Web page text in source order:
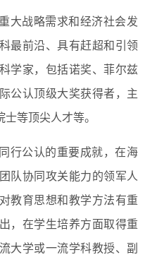
大战略需求和经济社会发
最前沿、具有赶超和引领
学家，包括诺奖、菲尔兹
公认顶级大奖获得者，主
等顶尖人才等。
行公认的重要成就，在海
队协同攻关能力的领军人
教育思想和教学方法有重
，在学生培养方面取得重
大学或一流学科教授、副